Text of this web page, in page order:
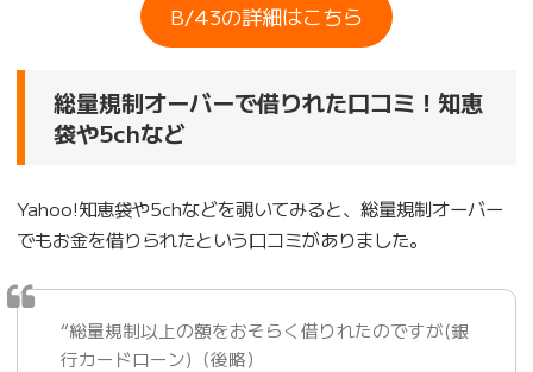
B/43の詳細はこちら
総量規制オーバーで借りれた口コミ！知恵
袋や5chなど
Yahoo!知恵袋や5chなどを覗いてみると、総量規制オーバー
でもお金を借りられたという口コミがありました。
“総量規制以上の額をおそらく借りれたのですが(銀
行カードローン)（後略）